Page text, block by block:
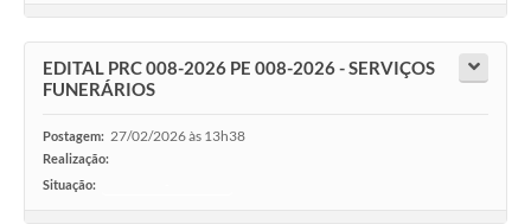
EDITAL PRC 008-2026 PE 008-2026 - SERVIÇOS
FUNERÁRIOS
Postagem: 27/02/2026 às 13h38
Realização:
Situação: